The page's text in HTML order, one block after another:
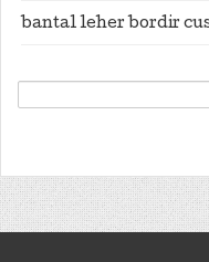
bantal leher bordir
Search
for: